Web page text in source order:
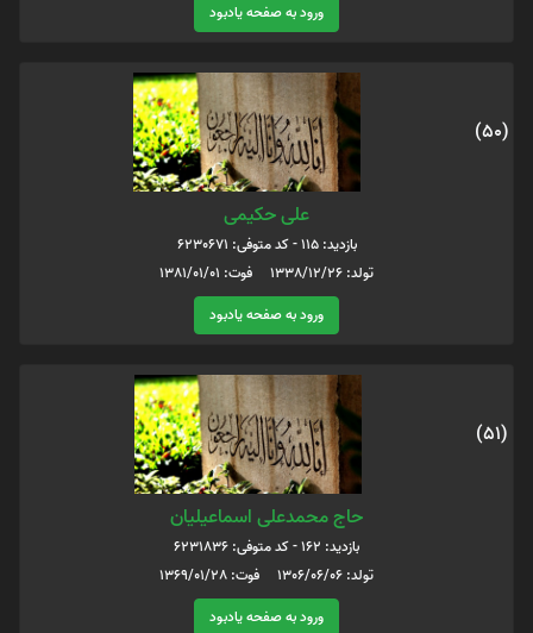
ورود به صفحه یادبود
(50)
علی حکیمی
بازدید: 115 - کد متوفی: 6230671
تولد: 1338/12/26 فوت: 1381/01/01
ورود به صفحه یادبود
(51)
حاج محمدعلی اسماعیلیان
بازدید: 162 - کد متوفی: 6231836
تولد: 1306/06/06 فوت: 1369/01/28
ورود به صفحه یادبود